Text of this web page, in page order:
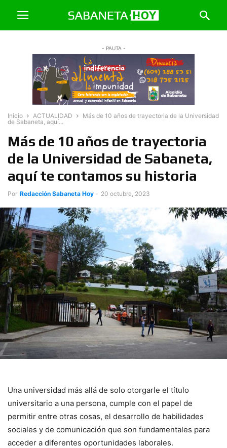
- PAUTA -
Inicio ACTUALIDAD
Más de 10 años de trayectoria de la Universidad
de Sabaneta, aquí...
Más de 10 años de trayectoria
de la Universidad de Sabaneta,
aquí te contamos su historia
Por Redacción Sabaneta Hoy - 20 octubre, 2023
Una universidad más allá de solo otorgarle el título
universitario a una persona, cumple con el papel de
permitir entre otras cosas, el desarrollo de habilidades
sociales y de comunicación que son fundamentales para
acceder a diferentes oportunidades laborales.